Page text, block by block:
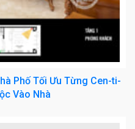
Phố Tối Ưu Từng Cen-ti-
Vào Nhà